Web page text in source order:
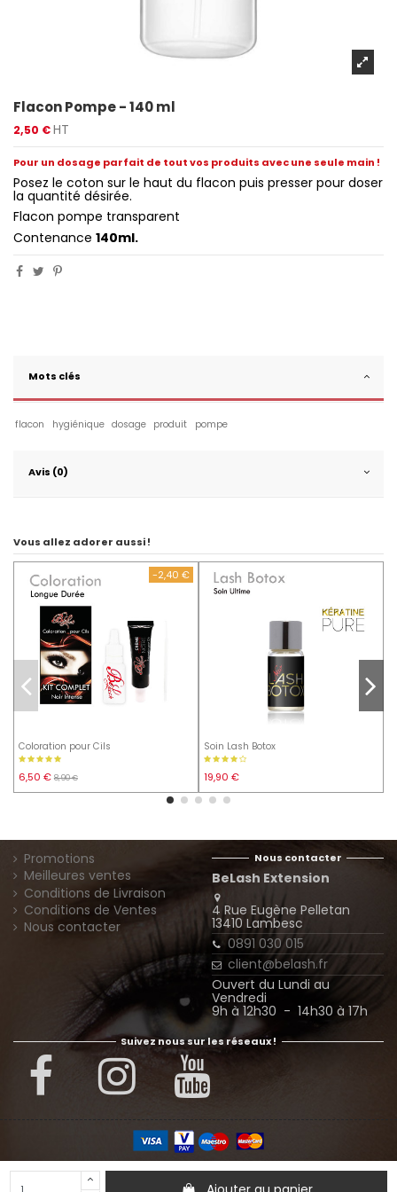
Flacon Pompe - 140 ml
2,50 €HT
Pour un dosage parfait de tout vos produits avec une seule main !
Posez le coton sur le haut du flacon puis presser pour doser
la quantité désirée.
Flacon pompe transparent
Contenance 140ml.
Mots clés
flacon hygiénique dosage produit pompe
Avis (0)
Vous allez adorer aussi !
-2,40 €
Coloration pour Cils
6,50 € 8,90 €
Soin Lash Botox
19,90 €
Promotions
Meilleures ventes
Conditions de Livraison
Conditions de Ventes
Nous contacter
Nous contacter
BeLash Extension
4 Rue Eugène Pelletan
13410 Lambesc
0891 030 015
client@belash.fr
Ouvert du Lundi au
Vendredi
9h à 12h30 - 14h30 à 17h
Suivez nous sur les réseaux !
© Extension Belash - Tous droits réservés